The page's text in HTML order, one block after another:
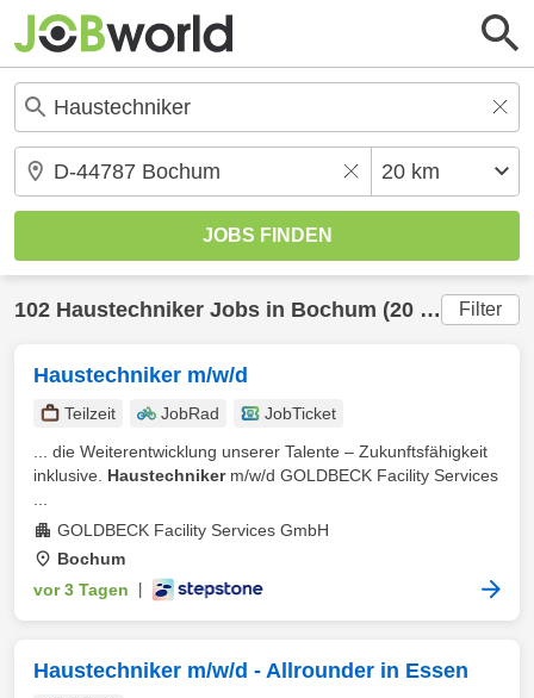
102 Haustechniker Jobs in Bochum (20 km) gefunden Filter
Haustechniker m/w/d
Teilzeit JobRad
JobTicket
... die Weiterentwicklung unserer Talente – Zukunftsfähigkeit
inklusive. Haustechnikerm/w/d GOLDBECK Facility Services
GOLDBECK Facility Services GmbH
Bochum
vor 3 Tagen
Haustechniker m/w/d - Allrounder in Essen